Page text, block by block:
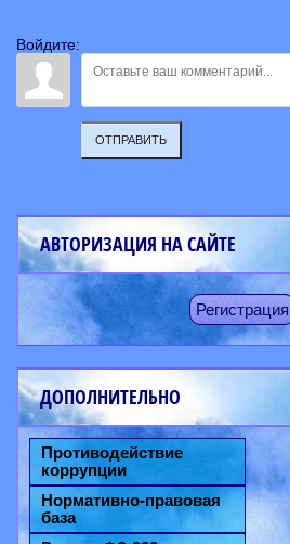
Войдите:
ОТПРАВИТЬ
АВТОРИЗАЦИЯ НА САЙТЕ
Регистрация
ДОПОЛНИТЕЛЬНО
Противодействие
коррупции
Нормативно-правовая
база